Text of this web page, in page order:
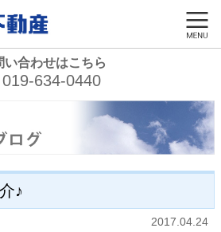
い合わせはこちら
019-634-0440
♪
2017.04.24